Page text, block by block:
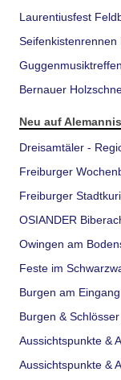
Laurentiusfest
Bernauer
Neu auf
Dreisamtäler -
Freiburger
Freiburger
OSIANDER
Owingen am
Feste im
Burgen am
Burgen &
Aussichtspunkte &
Aussichtspunkte &